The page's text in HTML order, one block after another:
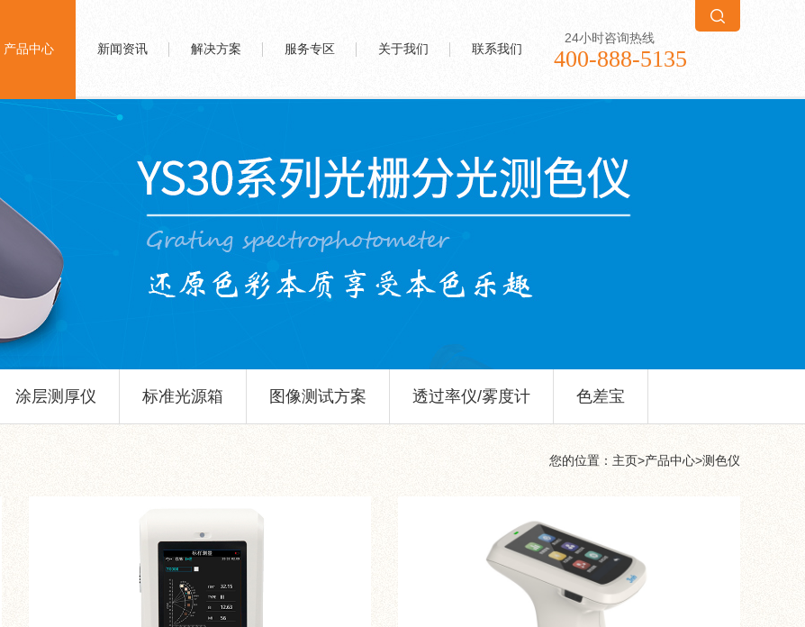
产品中心 新闻资讯 解决方案 服务专区 关于我们 联系我们
24小时咨询热线
400-888-5135
涂层测厚仪 标准光源箱 图像测试方案 透过率仪/雾度计 色差宝
您的位置： 主页>产品中心>测色仪